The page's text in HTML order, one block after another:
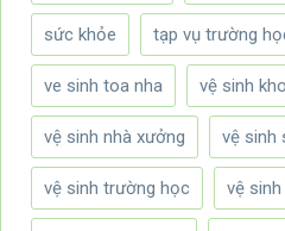
sức khỏe tạp vụ trường
ve sinh toa nha vệ sinh
vệ sinh nhà xưởng vệ sinh
vệ sinh trường học vệ